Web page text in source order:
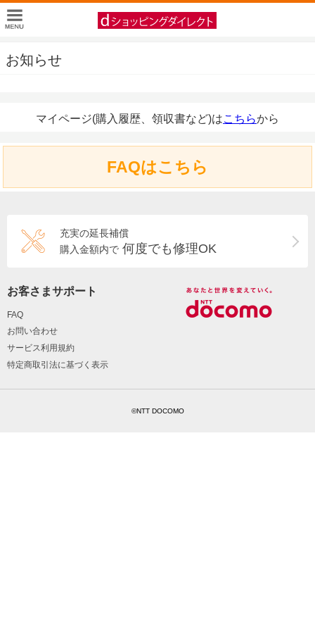
お知らせ
マイページ(購入履歴、領収書など)はこちらから
FAQはこちら
充実の延長補償
購入金額内で 何度でも修理OK
お客さまサポート
FAQ
お問い合わせ
サービス利用規約
特定商取引法に基づく表示
©NTT DOCOMO